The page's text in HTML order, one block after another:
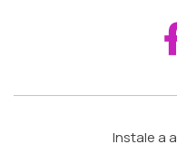
Instale a